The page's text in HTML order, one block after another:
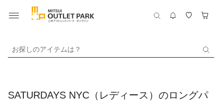
お探しのアイテムは？
SATURDAYS NYC（レディース）のロングパ